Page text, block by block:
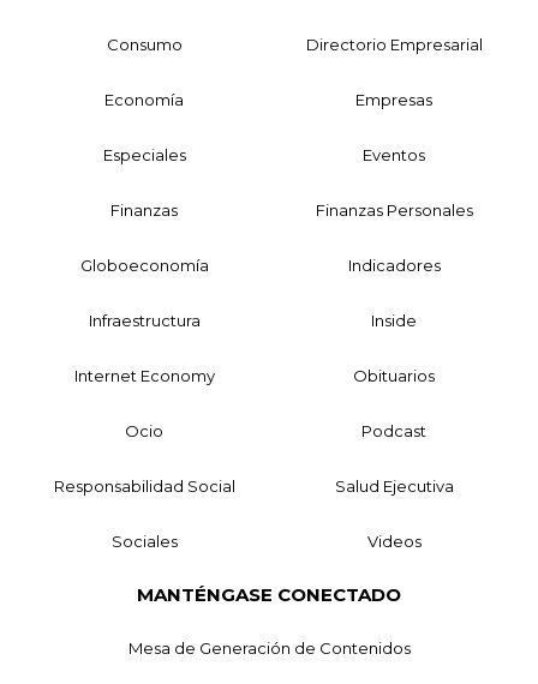
Consumo Directorio Empresarial
Economía Empresas
Especiales Eventos
Finanzas Finanzas Personales
Globoeconomía Indicadores
Infraestructura Inside
Internet Economy Obituarios
Ocio Podcast
Responsabilidad Social Salud Ejecutiva
Sociales Videos
MANTÉNGASE CONECTADO
Mesa de Generación de Contenidos